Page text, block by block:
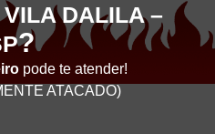
DALILA –
?
pode te atender!
ATACADO)